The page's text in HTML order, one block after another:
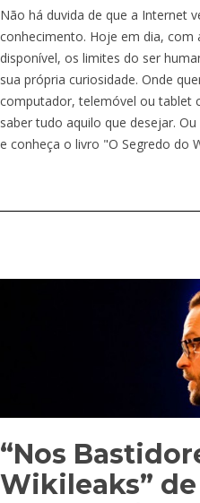
Não há duvida de que a Internet
conhecimento. Hoje em dia, com
disponível, os limites do ser
sua própria curiosidade. Onde
computador, telemóvel ou tablet
saber tudo aquilo que desejar.
e conheça o livro "O Segredo do
“Nos
Wikileaks”